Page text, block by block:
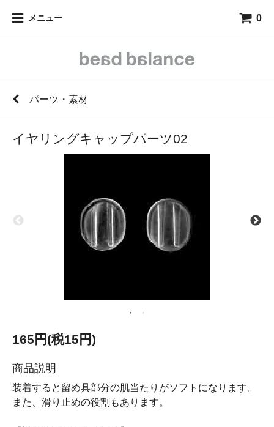
メニュー 0
パーツ・素材
イヤリングキャップパーツ02
165円(税15円)
商品説明
装着すると留め具部分の肌当たりがソフトになります。
また、滑り止めの役割もあります。